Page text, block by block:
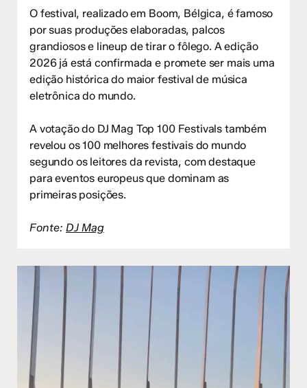
O festival, realizado em Boom, Bélgica, é famoso
por suas produções elaboradas, palcos
grandiosos e lineup de tirar o fôlego. A edição
2026 já está confirmada e promete ser mais uma
edição histórica do maior festival de música
eletrônica do mundo.
A votação do DJ Mag Top 100 Festivals também
revelou os 100 melhores festivais do mundo
segundo os leitores da revista, com destaque
para eventos europeus que dominam as
primeiras posições.
Fonte: DJ Mag